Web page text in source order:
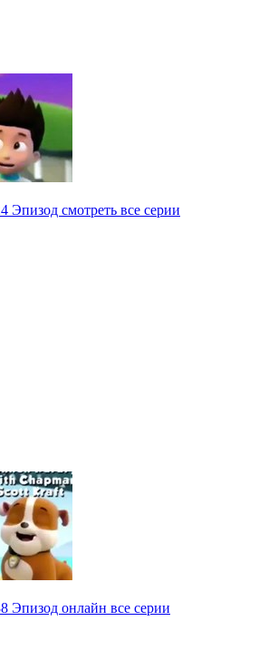
Эпизод смотреть все серии
Эпизод онлайн все серии